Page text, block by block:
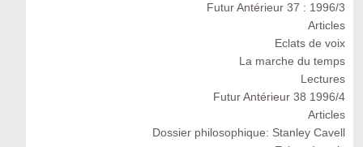
Futur Antérieur 37 : 1996/3
Articles
Eclats de voix
La marche du temps
Lectures
Futur Antérieur 38 1996/4
Articles
Dossier philosophique: Stanley Cavell